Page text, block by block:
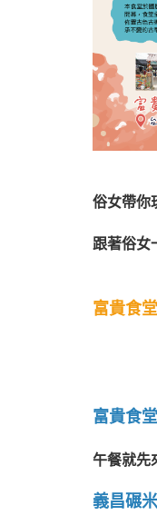
俗女帶你
跟著俗女
富貴食
富貴食堂
午餐就先
義昌碾